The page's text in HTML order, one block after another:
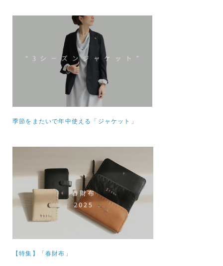
季節をまたいで年中使える「ジャケット」
【特集】 「春財布」